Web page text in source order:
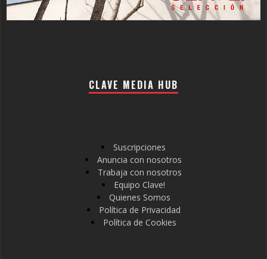
CLAVE MEDIA HUB
Suscripciones
Anuncia con nosotros
Trabaja con nosotros
Equipo Clave!
Quienes Somos
Política de Privacidad
Política de Cookies